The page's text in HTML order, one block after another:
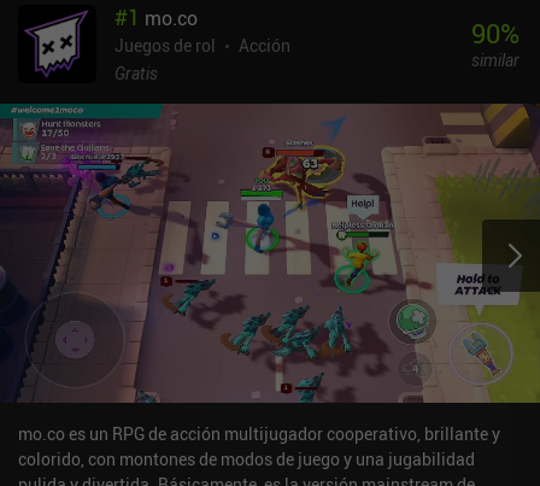
#1 mo.co
Juegos de rol
Acción
Gratis
90%
similar
mo.co es un RPG de acción multijugador cooperativo, brillante y
colorido, con montones de modos de juego y una jugabilidad